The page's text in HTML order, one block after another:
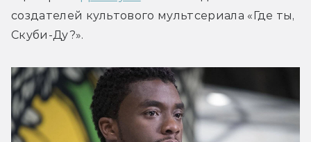
создателей культового мультсериала «Где ты,
Скуби-Ду?».